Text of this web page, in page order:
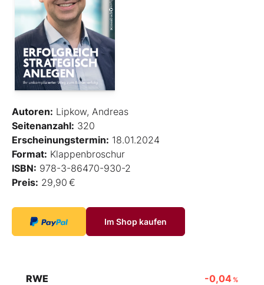
Autoren: Lipkow, Andreas
Seitenanzahl: 320
Erscheinungstermin: 18.01.2024
Format: Klappenbroschur
ISBN: 978-3-86470-930-2
Preis: 29,90 €
Im Shop kaufen
RWE -0,04 %